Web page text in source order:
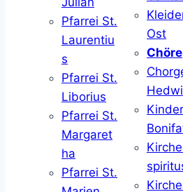
Pfarrei St.
Laurentiu
s
Pfarrei St.
Liborius
Pfarrei St.
Margaret
ha
Pfarrei St.
Ost
Chöre